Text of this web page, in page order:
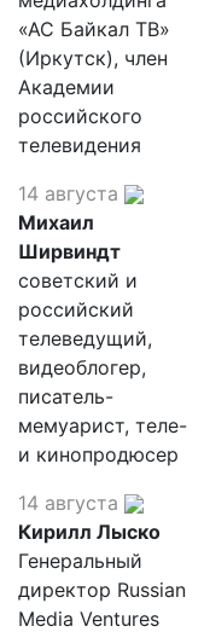
«АС Байкал ТВ»
(Иркутск), член
Академии
российского
телевидения
14 августа
Михаил
Ширвиндт
советский и
российский
телеведущий,
видеоблогер,
писатель-
мемуарист, теле-
и кинопродюсер
14 августа
Кирилл Лыско
Генеральный
директор Russian
Media Ventures